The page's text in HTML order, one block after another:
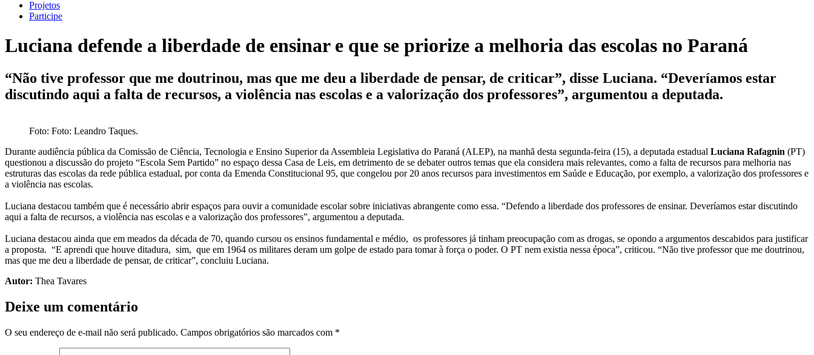
Projetos
Participe
Luciana defende a liberdade de ensinar e que se priorize a melhoria das escolas no Paraná
“Não tive professor que me doutrinou, mas que me deu a liberdade de pensar, de criticar”, disse Luciana. “Deveríamos estar
discutindo aqui a falta de recursos, a violência nas escolas e a valorização dos professores”, argumentou a deputada.
Foto: Foto: Leandro Taques.
Durante audiência pública da Comissão de Ciência, Tecnologia e Ensino Superior da Assembleia Legislativa do Paraná (ALEP), na manhã desta segunda-feira (15), a deputada estadual Luciana Rafagnin (PT)
questionou a discussão do projeto “Escola Sem Partido” no espaço dessa Casa de Leis, em detrimento de se debater outros temas que ela considera mais relevantes, como a falta de recursos para melhoria nas
estruturas das escolas da rede pública estadual, por conta da Emenda Constitucional 95, que congelou por 20 anos recursos para investimentos em Saúde e Educação, por exemplo, a valorização dos professores e
a violência nas escolas.
Luciana destacou também que é necessário abrir espaços para ouvir a comunidade escolar sobre iniciativas abrangente como essa. “Defendo a liberdade dos professores de ensinar. Deveríamos estar discutindo
aqui a falta de recursos, a violência nas escolas e a valorização dos professores”, argumentou a deputada.
Luciana destacou ainda que em meados da década de 70, quando cursou os ensinos fundamental e médio, os professores já tinham preocupação com as drogas, se opondo a argumentos descabidos para justificar
a proposta. “E aprendi que houve ditadura, sim, que em 1964 os militares deram um golpe de estado para tomar à força o poder. O PT nem existia nessa época”, criticou. “Não tive professor que me doutrinou,
mas que me deu a liberdade de pensar, de criticar”, concluiu Luciana.
Autor: Thea Tavares
Deixe um comentário
O seu endereço de e-mail não será publicado. Campos obrigatórios são marcados com *